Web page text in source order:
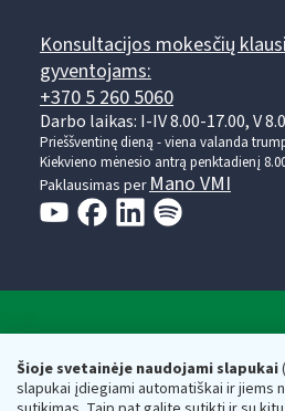
Šioje svetainėje naudojami slapukai
slapukai įdiegiami automatiškai ir jiems
Konsultacijos mokesčių
gyventojams:
+370 5 260 5060
Darbo laikas: I-IV 8.00-17.00, V
Prieššventinę dieną - viena valanda
Kiekvieno mėnesio antrą penktadienį
Paklausimas perMano VMI
Valstybinė mokesčių
Respublikos finansų
Biudžetinė įstaiga. Juridinio asmens